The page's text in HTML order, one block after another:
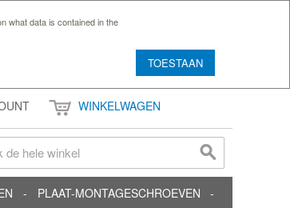
what data is contained in the
TOESTAAN
WINKELWAGEN
PLAAT-MONTAGESCHROEVEN